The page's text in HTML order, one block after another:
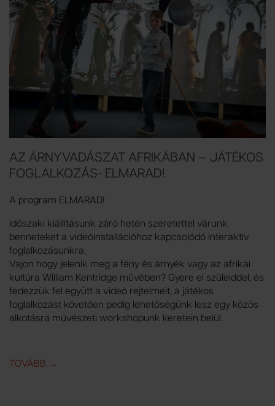
AZ ÁRNYVADÁSZAT AFRIKÁBAN – JÁTÉKOS
FOGLALKOZÁS- ELMARAD!
A program ELMARAD!
Időszaki kiállításunk záró hetén szeretettel várunk
benneteket a videóinstallációhoz kapcsolódó interaktív
foglalkozásunkra.
Vajon hogy jelenik meg a fény és árnyék vagy az afrikai
kultúra William Kentridge művében? Gyere el szüleiddel, és
fedezzük fel együtt a videó rejtelmeit, a játékos
foglalkozást követően pedig lehetőségünk lesz egy közös
alkotásra művészeti workshopunk keretein belül.
TOVÁBB IDE: AZ ÁRNYVADÁSZAT AFRIKÁBAN – JÁTÉKOS
→